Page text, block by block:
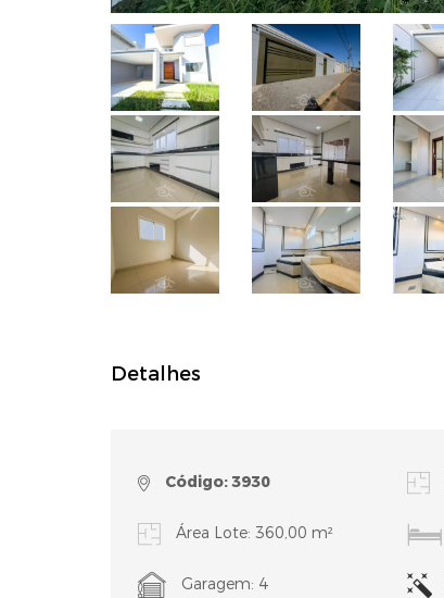
Detalhes
Código: 3930
Área Lote: 360,00 m²
Garagem: 4